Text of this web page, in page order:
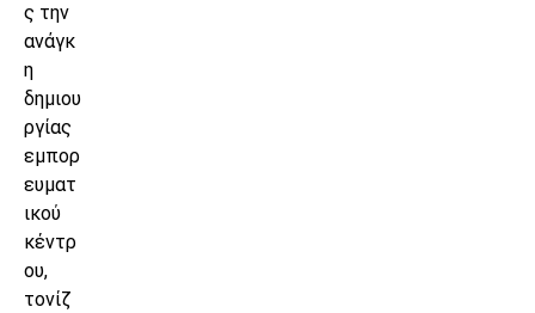
ς την
ανάγκ
η
δημιου
ργίας
εμπορ
ευματ
ικού
κέντρ
ου,
τονίζ